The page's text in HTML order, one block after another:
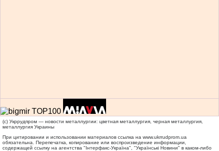
(c) Укррудпром — новости металлургии: цветная металлургия, черная металлургия,
металлургия Украины
При цитировании и использовании материалов ссылка на www.ukrrudprom.ua
обязательна. Перепечатка, копирование или воспроизведение информации,
содержащей ссылку на агентства "Iнтерфакс-Україна", "Українськi Новини" в каком-либо